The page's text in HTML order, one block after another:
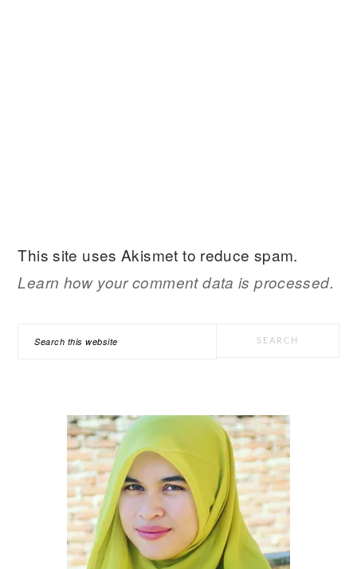
This site uses Akismet to reduce spam.
Learn how your comment data is processed.
Search